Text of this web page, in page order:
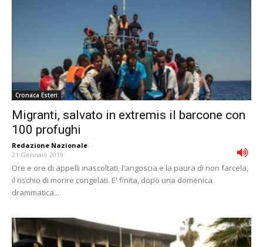
Cronaca Esteri
Migranti, salvato in extremis il barcone con
100 profughi
Redazione Nazionale -
21 Gennaio 2019
Ore e ore di appelli inascoltati, l'angoscia e la paura di non farcela,
il rischio di morire congelati. E' finita, dopo una domenica
drammatica...